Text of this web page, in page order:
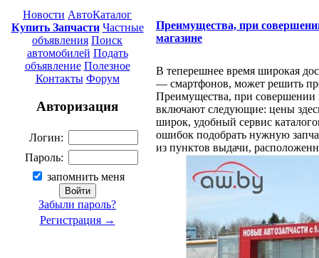
Новости АвтоКаталог
Купить Запчасти Частные
объявления Поиск
автомобилей Подать
объявление Полезное
Контакты Форум
Авторизация
Логин:
Пароль:
запомнить меня
Забыли пароль?
Регистрация →
Преимущества, при
магазине
В теперешнее время широкая
— смартфонов, может решить
Преимущества, при совершении
включают следующие: цены
широк, удобный сервис
ошибок подобрать нужную
из пунктов выдачи,